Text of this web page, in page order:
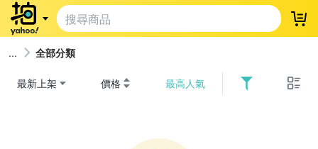
登
全部分類
最新上架 價格 最高人氣